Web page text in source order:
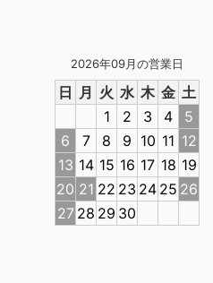
2026年09月の営業日
日 月 火 水 木 金 土
1
2 3 4
5
6
7 8 9 10 11 12
13 14 15 16 17 18 19
20 21 22 23 24 25 26
27 28 29 30